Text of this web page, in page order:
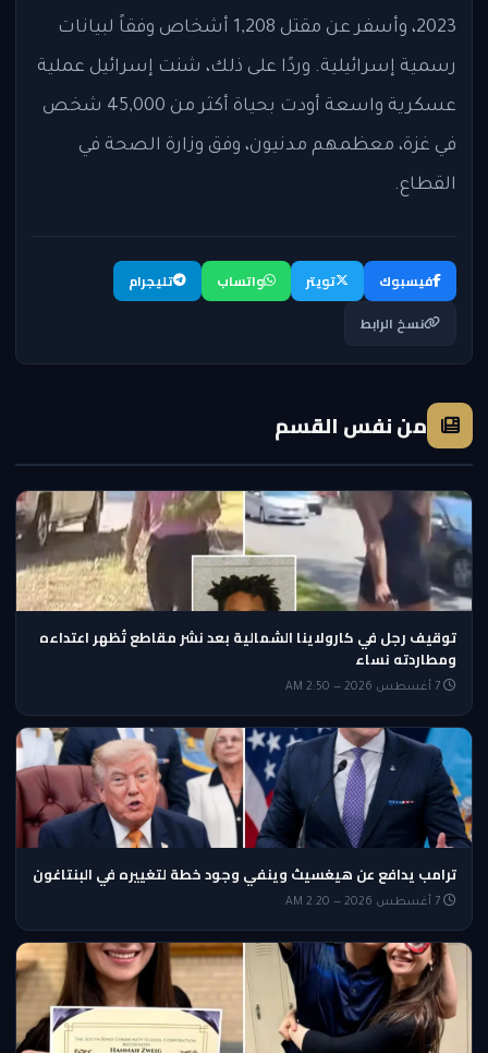
2023، وأسفر عن مقتل 1,208 أشخاص وفقاً لبيانات
رسمية إسرائيلية. وردًا على ذلك، شنت إسرائيل عملية
عسكرية واسعة أودت بحياة أكثر من 45,000 شخص
في غزة، معظمهم مدنيون، وفق وزارة الصحة في
القطاع.
فيسبوك تويتر واتساب
تليجرام
نسخ الرابط
من نفس القسم
توقيف رجل في كارولاينا الشمالية بعد نشر مقاطع تُظهر اعتداءه
ومطاردته نساء
ترامب يدافع عن هيغسيث وينفي وجود خطة لتغييره في البنتاغون